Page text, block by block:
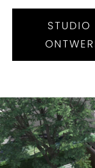
STUDIO